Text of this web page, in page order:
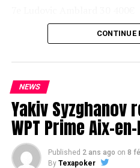
8e Samuel Fournier 24 500€
CONTINUE
NEWS
Yakiv Syzghanov
WPT Prime Aix-
Published 2 ans ago on 8
By Texapoker